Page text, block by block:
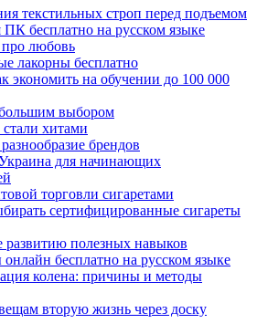
текстильных строп перед подъемом
ПК бесплатно на русском языке
любовь
лакорны бесплатно
экономить на обучении до 100 000
выбором
хитами
брендов
для начинающих
торговли сигаретами
сертифицированные сигареты
развитию полезных навыков
бесплатно на русском языке
колена: причины и методы
вторую жизнь через доску